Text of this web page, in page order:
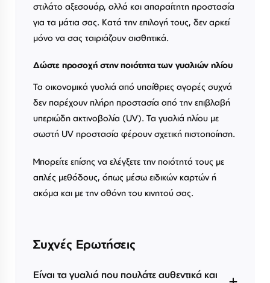
στιλάτο αξεσουάρ, αλλά και απαραίτητη προστασία
για τα μάτια σας. Κατά την επιλογή τους, δεν αρκεί
μόνο να σας ταιριάζουν αισθητικά.
Δώστε προσοχή στην ποιότητα των γυαλιών ηλίου
Τα οικονομικά γυαλιά από υπαίθριες αγορές συχνά
δεν παρέχουν πλήρη προστασία από την επιβλαβή
υπεριώδη ακτινοβολία (UV). Τα γυαλιά ηλίου με
σωστή UV προστασία φέρουν σχετική πιστοποίηση.
Μπορείτε επίσης να ελέγξετε την ποιότητά τους με
απλές μεθόδους, όπως μέσω ειδικών καρτών ή
ακόμα και με την οθόνη του κινητού σας.
Συχνές Ερωτήσεις
Είναι τα γυαλιά που πουλάτε αυθεντικά και